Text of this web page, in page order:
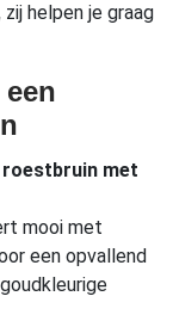
helpen je graag
roestbruin met
mooi met
een opvallend